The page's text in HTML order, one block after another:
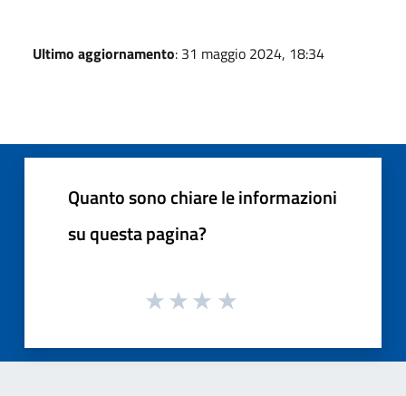
Ultimo aggiornamento: 31 maggio 2024, 18:34
Quanto sono chiare le informazioni
su questa pagina?